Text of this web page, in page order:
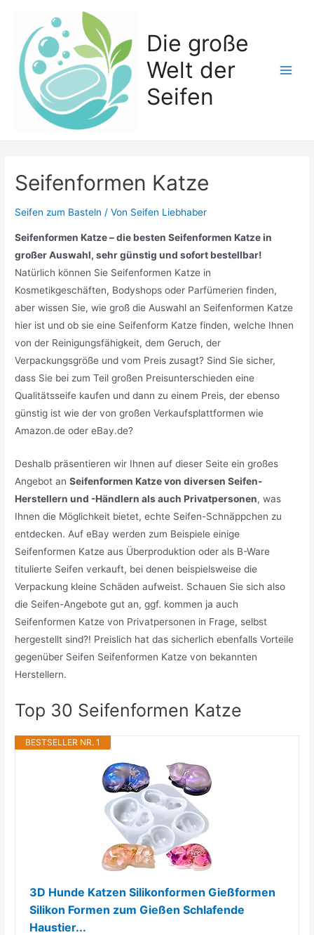
springen
Die große
Welt der
Seifen
Seifenformen Katze
Seifen zum Basteln / Von Seifen Liebhaber
Seifenformen Katze – die besten Seifenformen Katze in
großer Auswahl, sehr günstig und sofort bestellbar!
Natürlich können Sie Seifenformen Katze in
Kosmetikgeschäften, Bodyshops oder Parfümerien finden,
aber wissen Sie, wie groß die Auswahl an Seifenformen Katze
hier ist und ob sie eine Seifenform Katze finden, welche Ihnen
von der Reinigungsfähigkeit, dem Geruch, der
Verpackungsgröße und vom Preis zusagt? Sind Sie sicher,
dass Sie bei zum Teil großen Preisunterschieden eine
Qualitätsseife kaufen und dann zu einem Preis, der ebenso
günstig ist wie der von großen Verkaufsplattformen wie
Amazon.de oder eBay.de?
Deshalb präsentieren wir Ihnen auf dieser Seite ein großes
Angebot anSeifenformen Katze von diversen Seifen-
Herstellern und -Händlern als auch Privatpersonen, was
Ihnen die Möglichkeit bietet, echte Seifen-Schnäppchen zu
entdecken. Auf eBay werden zum Beispiele einige
Seifenformen Katze aus Überproduktion oder als B-Ware
titulierte Seifen verkauft, bei denen beispielsweise die
Verpackung kleine Schäden aufweist. Schauen Sie sich also
die Seifen-Angebote gut an, ggf. kommen ja auch
Seifenformen Katze von Privatpersonen in Frage, selbst
hergestellt sind?! Preislich hat das sicherlich ebenfalls Vorteile
gegenüber Seifen Seifenformen Katze von bekannten
Herstellern.
Top 30 Seifenformen Katze
BESTSELLER NR. 1
3D Hunde Katzen Silikonformen Gießformen
Silikon Formen zum Gießen Schlafende
Haustier...